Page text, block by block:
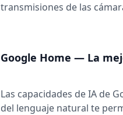
transmisiones de las
Google Home — La
Las capacidades de IA de
del lenguaje natural te